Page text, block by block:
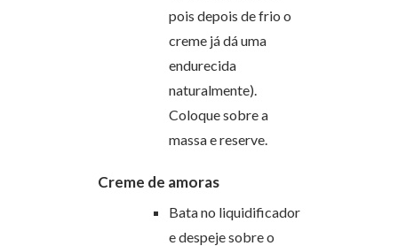
pois depois de frio o
creme já dá uma
endurecida
naturalmente).
Coloque sobre a
massa e reserve.
Creme de amoras
Bata no liquidificador
e despeje sobre o